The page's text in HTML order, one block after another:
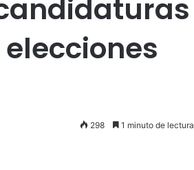
298 1 minuto de lectura